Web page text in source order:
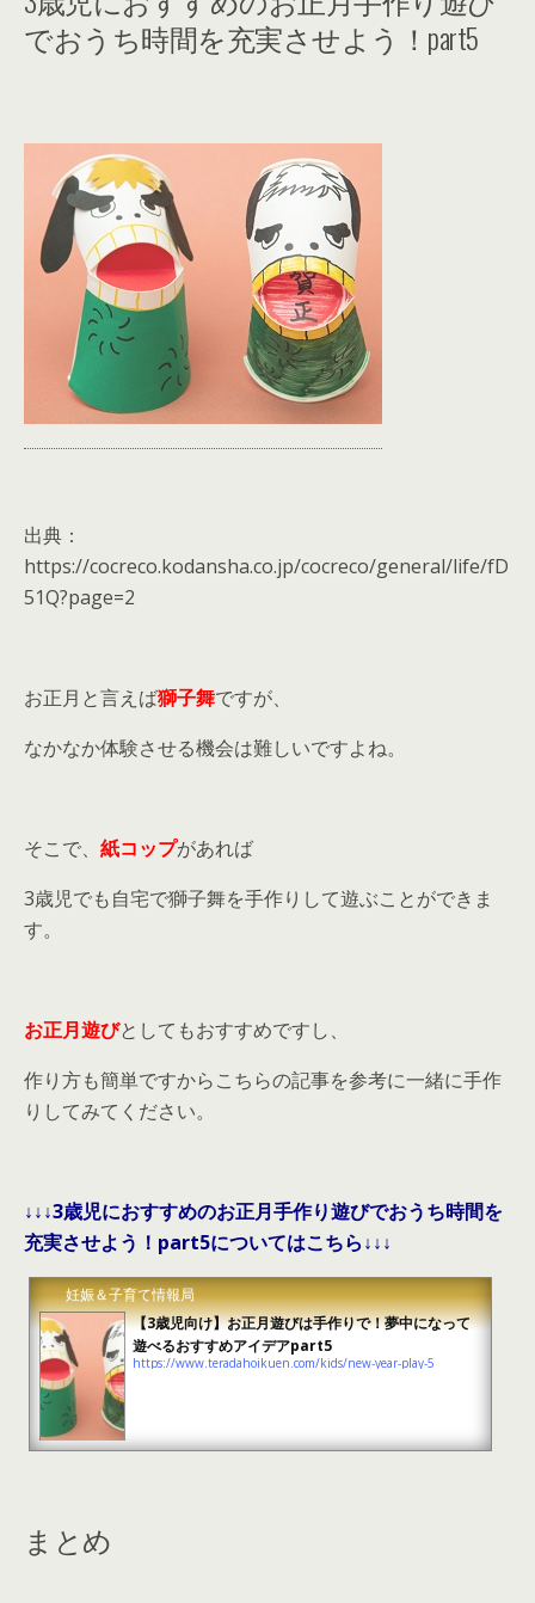
でおうち時間を充実させよう！part5
出典：
https://cocreco.kodansha.co.jp/cocreco/general/life/fD
51Q?page=2
お正月と言えば獅子舞ですが、
なかなか体験させる機会は難しいですよね。
そこで、 紙コップがあれば
3歳児でも自宅で獅子舞を手作りして遊ぶことができま
す。
お正月遊びとしてもおすすめですし、
作り方も簡単ですからこちらの記事を参考に一緒に手作
りしてみてください。
↓↓↓3歳児におすすめのお正月手作り遊びでおうち時間を
充実させよう！part5についてはこちら↓↓↓
妊娠＆子育て情報局
【3歳児向け】お正月遊びは手作りで！夢中になって
遊べるおすすめアイデアpart5
https://www.teradahoikuen.com/kids/new-year-play-5
まとめ